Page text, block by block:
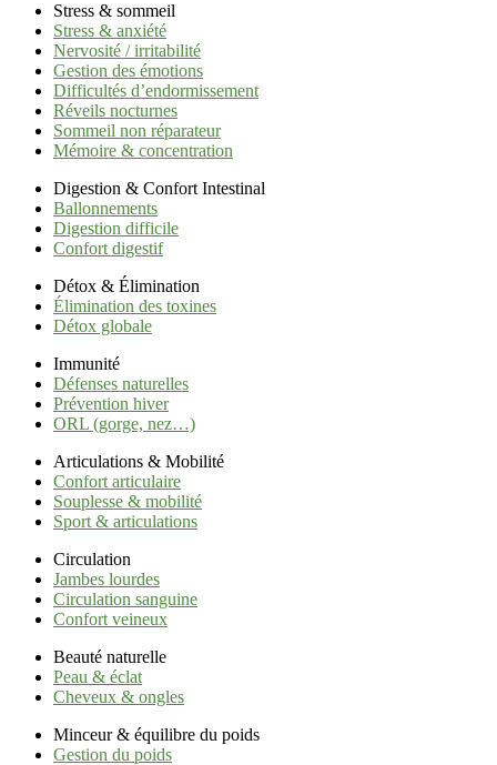
Stress & sommeil
Stress & anxiété
Nervosité / irritabilité
Gestion des émotions
Difficultés d’endormissement
Réveils nocturnes
Sommeil non réparateur
Mémoire & concentration
Digestion & Confort Intestinal
Ballonnements
Digestion difficile
Confort digestif
Détox & Élimination
Élimination des toxines
Détox globale
Immunité
Défenses naturelles
Prévention hiver
ORL (gorge, nez…)
Articulations & Mobilité
Confort articulaire
Souplesse & mobilité
Sport & articulations
Circulation
Jambes lourdes
Circulation sanguine
Confort veineux
Beauté naturelle
Peau & éclat
Cheveux & ongles
Minceur & équilibre du poids
Gestion du poids